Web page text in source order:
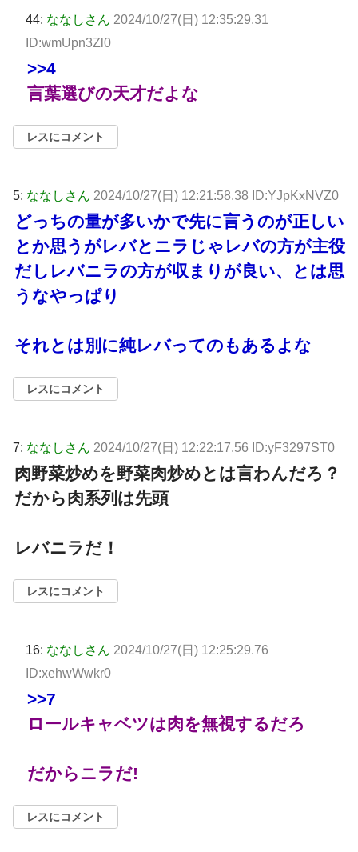
44: ななしさん 2024/10/27(日) 12:35:29.31
ID:wmUpn3Zl0
>>4
言葉選びの天才だよな
レスにコメント
5: ななしさん 2024/10/27(日) 12:21:58.38 ID:YJpKxNVZ0
どっちの量が多いかで先に言うのが正しい
とか思うがレバとニラじゃレバの方が主役
だしレバニラの方が収まりが良い、とは思
うなやっぱり
それとは別に純レバってのもあるよな
レスにコメント
7: ななしさん 2024/10/27(日) 12:22:17.56 ID:yF3297ST0
肉野菜炒めを野菜肉炒めとは言わんだろ？
だから肉系列は先頭
レバニラだ！
レスにコメント
16: ななしさん 2024/10/27(日) 12:25:29.76
ID:xehwWwkr0
>>7
ロールキャベツは肉を無視するだろ
だからニラだ!
レスにコメント